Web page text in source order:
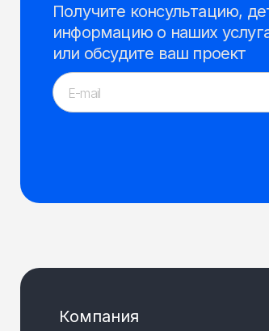
Получите консультацию,
информацию о наших
или обсудите ваш проект
Компания